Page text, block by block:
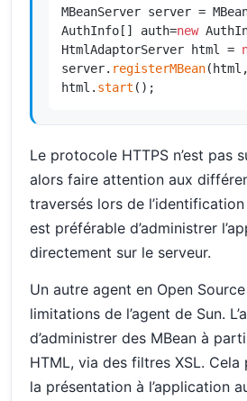
MBeanServer server =
AuthInfo[] auth=new
HtmlAdaptorServer html =
server. registerMBean
html. start ();
Le protocole HTTPS n’est pas
alors faire attention aux
traversés lors de l’identification
est préférable d’administrer
directement sur le serveur.
Un autre agent en Open
limitations de l’agent de Sun.
d’administrer des MBean à
HTML, via des filtres XSL. Cela
la présentation à l’application